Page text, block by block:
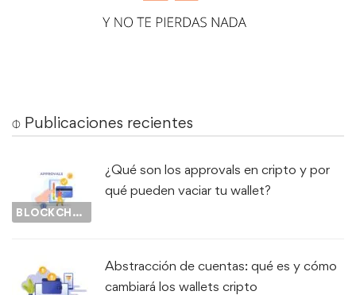
⌽ Publicaciones recientes
BLOCKCHAIN
¿Qué son los approvals en cripto y por
qué pueden vaciar tu wallet?
Abstracción de cuentas: qué es y cómo
cambiará los wallets cripto